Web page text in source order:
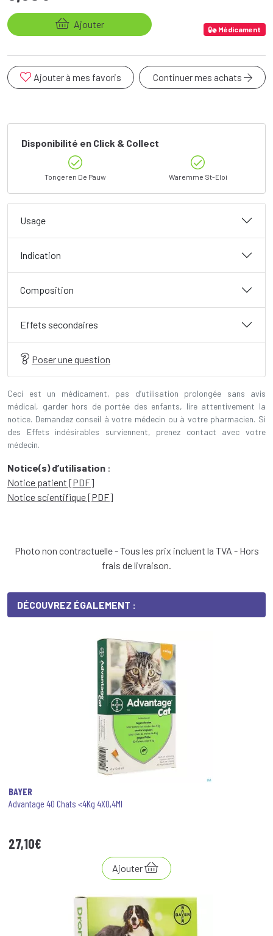
Ajouter Médicament
Ajouter à mes favoris Continuer mes achats
Disponibilité en Click & Collect
Tongeren De Pauw Waremme St-Eloi
Usage
Indication
Composition
Effets secondaires
Poser une question
Ceci est un médicament, pas d’utilisation prolongée sans avis
médical, garder hors de portée des enfants, lire attentivement la
notice. Demandez conseil à votre médecin ou à votre pharmacien. Si
des Effets indésirables surviennent, prenez contact avec votre
médecin.
Notice(s) d’utilisation :
Notice patient [PDF]
Notice scientifique [PDF]
Photo non contractuelle - Tous les prix incluent la TVA - Hors
frais de livraison.
DÉCOUVREZ ÉGALEMENT :
BAYER
Advantage 40 Chats <4Kg 4X0,4Ml
27,10€
Ajouter